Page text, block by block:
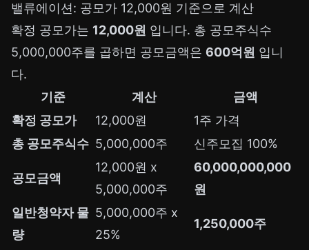
밸류에이션: 공모가 12,000원 기준으로 계산
확정 공모가는 12,000원 입니다. 총 공모주식수
5,000,000주를 곱하면 공모금액은 600억원 입니
다.
기준
계산
금액
확정 공모가
12,000원
1주 가격
총 공모주식수 5,000,000주 신주모집 100%
공모금액
12,000원 x
5,000,000주
60,000,000,000
원
일반청약자 물
량
5,000,000주 x
25%
1,250,000주